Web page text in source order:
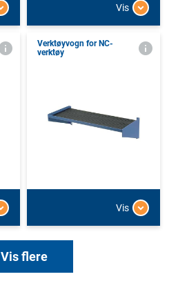
Vis
Verktøyvogn for NC-
verktøy
Vis
Vis flere